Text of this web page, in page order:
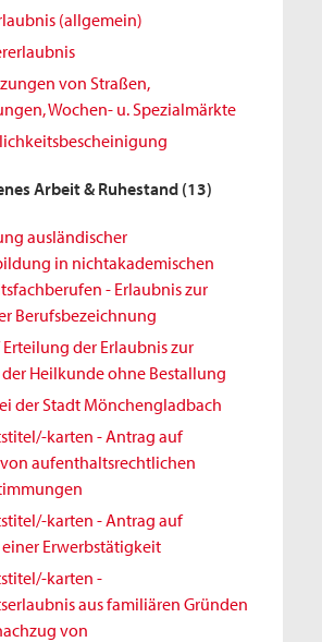
(allgemein)
von Straßen,
Wochen- u. Spezialmärkte
Arbeit & Ruhestand (13)
ausländischer
in nichtakademischen
- Erlaubnis zur
Berufsbezeichnung
der Erlaubnis zur
Heilkunde ohne Bestallung
der Stadt Mönchengladbach
karten - Antrag auf
aufenthaltsrechtlichen
karten - Antrag auf
Erwerbstätigkeit
karten -
aus familiären Gründen
von